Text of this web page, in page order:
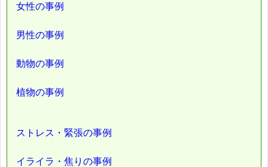
女性の事例
男性の事例
動物の事例
植物の事例
ストレス・緊張の事例
イライラ・焦りの事例